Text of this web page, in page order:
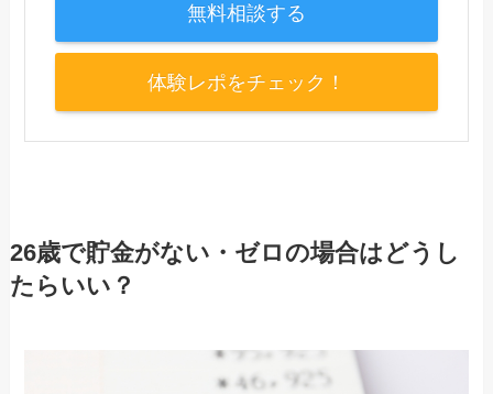
無料相談する
体験レポをチェック！
26歳で貯金がない・ゼロの場合はどうし
たらいい？